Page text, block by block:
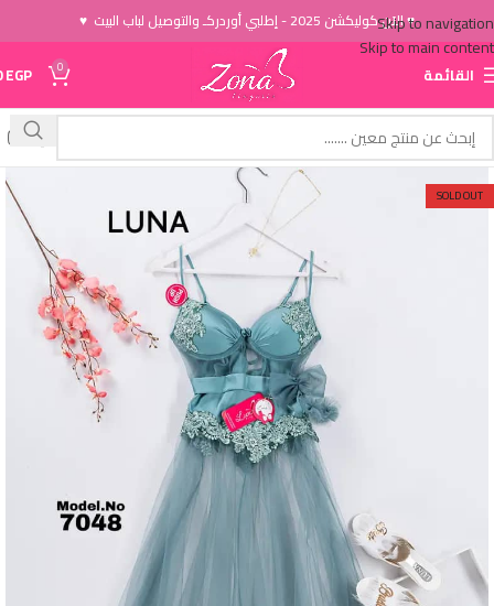
Skip to navigation
Skip to main content
♥ الاَن كوليكشن 2025 - إطلبي أوردركـ والتوصيل لباب البيت ♥
القائمة 0
EGP
SOLD OUT